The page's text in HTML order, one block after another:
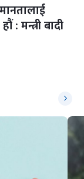
: मन्त्री बादी